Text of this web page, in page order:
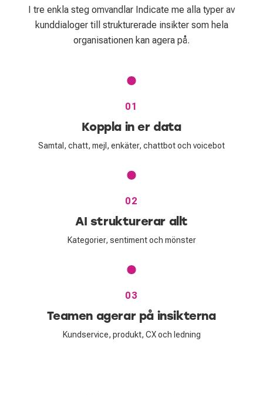
I tre enkla steg omvandlar Indicate me alla typer av
kunddialoger till strukturerade insikter som hela
organisationen kan agera på.
01
Koppla in er data
Samtal, chatt, mejl, enkäter, chattbot och voicebot
02
AI strukturerar allt
Kategorier, sentiment och mönster
03
Teamen agerar på insikterna
Kundservice, produkt, CX och ledning